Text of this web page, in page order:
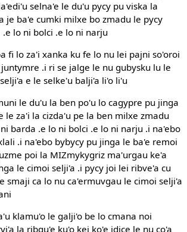
selna'e le du'u pycy pu viska la
je ba'e cumki milxe bo zmadu le pycy
lo ni bolci .e lo ni narju
fi lo za'i xanka ku fe lo nu lei pajni so'oroi
.i ri se jalge le nu gubysku lu le
e le selke'u balji'a li'o li'u
le du'u la ben po'u lo cagypre pu jinga
le za'i la cizda'u pe la ben milxe zmadu
barda .e lo ni bolci .e lo ni narju .i na'ebo
.i na'ebo bybycy pu jinga le ba'e remoi
poi la MIZmykygriz ma'urgau ke'a
le cimoi selji'a .i pycy joi lei ribve'a cu
smaji ca lo nu ca'ermuvgau le cimoi selji'a
klamu'o le galji'o be lo cmana noi
la ribgu'e ku'o kei ko'e jdice le nu co'a